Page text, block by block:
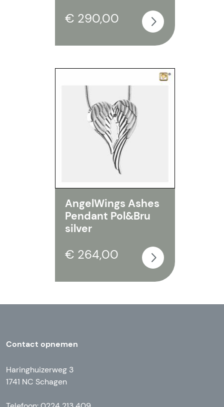
€ 290,00
AngelWings Ashes
Pendant Pol&Bru
silver
€ 264,00
Contact opnemen
Haringhuizerweg 3
1741 NC Schagen